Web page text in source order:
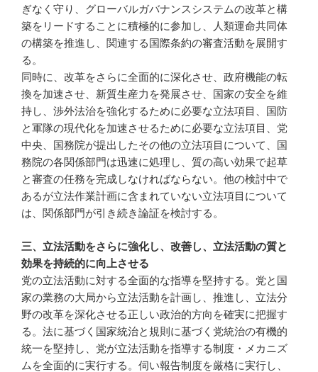
ぎなく守り、グローバルガバナンスシステムの改革と構
築をリードすることに積極的に参加し、人類運命共同体
の構築を推進し、関連する国際条約の審査活動を展開す
る。
同時に、改革をさらに全面的に深化させ、政府機能の転
換を加速させ、新質生産力を発展させ、国家の安全を維
持し、渉外法治を強化するために必要な立法項目、国防
と軍隊の現代化を加速させるために必要な立法項目、党
中央、国務院が提出したその他の立法項目について、国
務院の各関係部門は迅速に処理し、質の高い効果で起草
と審査の任務を完成しなければならない。他の検討中で
あるが立法作業計画に含まれていない立法項目について
は、関係部門が引き続き論証を検討する。
三、立法活動をさらに強化し、改善し、立法活動の質と
効果を持続的に向上させる
党の立法活動に対する全面的な指導を堅持する。党と国
家の業務の大局から立法活動を計画し、推進し、立法分
野の改革を深化させる正しい政治的方向を確実に把握す
る。法に基づく国家統治と規則に基づく党統治の有機的
統一を堅持し、党が立法活動を指導する制度・メカニズ
ムを全面的に実行する。伺い報告制度を厳格に実行し、